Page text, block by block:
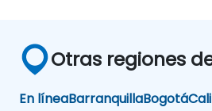
Otras regiones
En líneaBarranquillaBogotáCali